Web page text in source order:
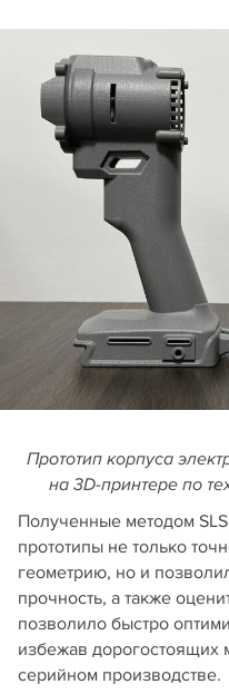
Прототип корпуса
на 3D-принтере по
Полученные методом
прототипы не только
геометрию, но и
прочность, а также
позволило быстро
избежав
серийном производстве.